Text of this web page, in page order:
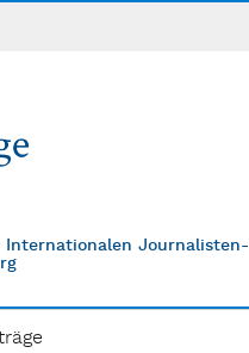
Internationalen Journalisten-